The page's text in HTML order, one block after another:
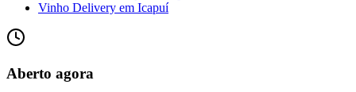
Vinho Delivery em Icapuí
Aberto agora